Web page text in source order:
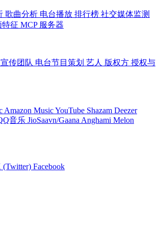
歌曲分析 电台播放 排行榜 社交媒体监测
特征 MCP 服务器
宣传团队 电台节目策划 艺人 版权方 授权与
Amazon MusicYouTube Shazam Deezer
音乐 JioSaavn/Gaana Anghami Melon
(Twitter) Facebook